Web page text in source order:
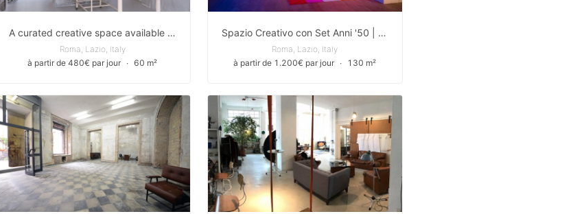
A curated creative space available for selected projects, workshops, and small-scale events.
Roma, Lazio, Italy
à partir de 480€ par jour ∙ 60 m²
Spazio Creativo con Set Anni '50 | Set Industrial | Tribuna
Roma, Lazio, Italy
à partir de 1.200€ par jour ∙ 130 m²